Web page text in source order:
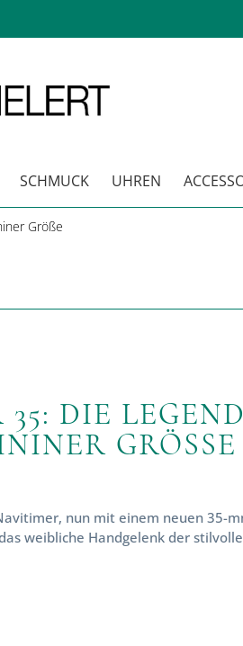
SCHMUCK UHREN
Größe
DIE
GRÖSSE
nun mit einem neuen 35-
weibliche Handgelenk der